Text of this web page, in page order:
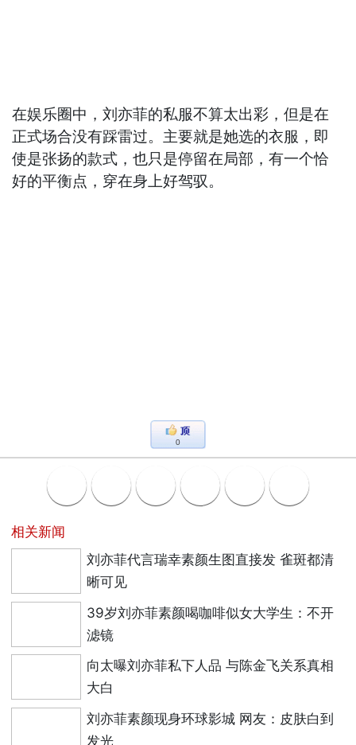
在娱乐圈中，刘亦菲的私服不算太出彩，但是在
正式场合没有踩雷过。主要就是她选的衣服，即
使是张扬的款式，也只是停留在局部，有一个恰
好的平衡点，穿在身上好驾驭。
0
相关新闻
刘亦菲代言瑞幸素颜生图直接发 雀斑都清
晰可见
39岁刘亦菲素颜喝咖啡似女大学生：不开
滤镜
向太曝刘亦菲私下人品 与陈金飞关系真相
大白
刘亦菲素颜现身环球影城 网友：皮肤白到
发光